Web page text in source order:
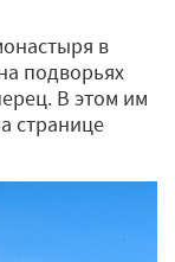
в
подворьях
В этом им
странице